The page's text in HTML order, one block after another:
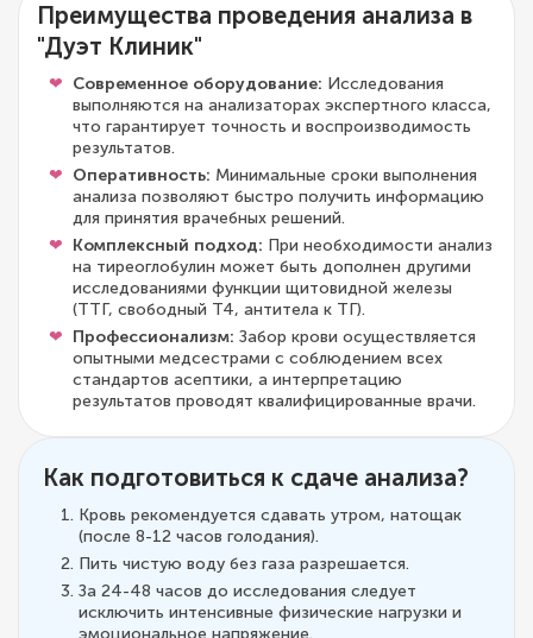
Преимущества проведения анализа в
"Дуэт Клиник"
Современное оборудование: Исследования
выполняются на анализаторах экспертного класса,
что гарантирует точность и воспроизводимость
результатов.
Оперативность: Минимальные сроки выполнения
анализа позволяют быстро получить информацию
для принятия врачебных решений.
Комплексный подход: При необходимости анализ
на тиреоглобулин может быть дополнен другими
исследованиями функции щитовидной железы
(ТТГ, свободный Т4, антитела к ТГ).
Профессионализм: Забор крови осуществляется
опытными медсестрами с соблюдением всех
стандартов асептики, а интерпретацию
результатов проводят квалифицированные врачи.
Как подготовиться к сдаче анализа?
Кровь рекомендуется сдавать утром, натощак
(после 8-12 часов голодания).
Пить чистую воду без газа разрешается.
За 24-48 часов до исследования следует
исключить интенсивные физические нагрузки и